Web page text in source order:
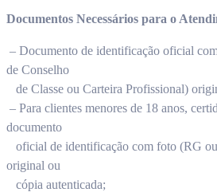
Documentos Necessários para o
– Documento de identificação oficial
de Conselho
de Classe ou Carteira Profissional)
– Para clientes menores de 18 anos,
documento
oficial de identificação com foto (RG
original ou
cópia autenticada;